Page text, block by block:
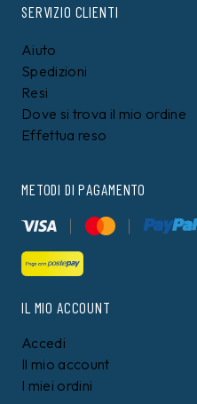
SERVIZIO CLIENTI
Aiuto
Spedizioni
Resi
Dove si trova il mio ordine
Effettua reso
METODI DI PAGAMENTO
IL MIO ACCOUNT
Accedi
Il mio account
I miei ordini